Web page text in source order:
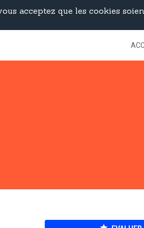
acceptez que les cookies